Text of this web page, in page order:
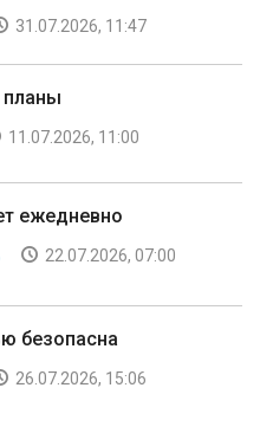
31.07.2026, 11:47
11.07.2026, 11:00
ежедневно
22.07.2026, 07:00
безопасна
26.07.2026, 15:06